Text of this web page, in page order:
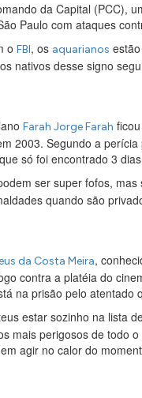
da Capital (PCC),
Paulo com ataques
o FBI, os aquarianos
nativos desse signo
Farah Jorge Farah
2003. Segundo a
só foi encontrado 3
ser super fofos,
quando são
da Costa Meira,
contra a platéia do
na prisão pelo atentado
estar sozinho na lista
mais perigosos de todo
agir no calor do